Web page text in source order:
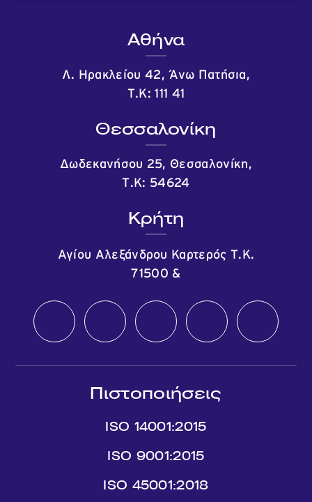
Αθήνα
Λ. Ηρακλείου 42, Άνω Πατήσια,
Τ.Κ: 111 41
Θεσσαλονίκη
Δωδεκανήσου 25, Θεσσαλονίκη,
Τ.Κ: 54624
Κρήτη
Αγίου Αλεξάνδρου Καρτερός Τ.Κ.
71500 &
Πιστοποιήσεις
ISO 14001:2015
ISO 9001:2015
ISO 45001:2018